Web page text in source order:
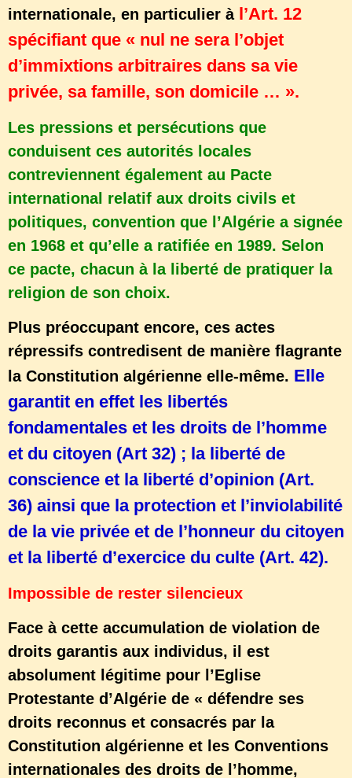
internationale, en particulier à l’Art. 12
spécifiant que « nul ne sera l’objet
d’immixtions arbitraires dans sa vie
privée, sa famille, son domicile … ».
Les pressions et persécutions que
conduisent ces autorités locales
contreviennent également au Pacte
international relatif aux droits civils et
politiques, convention que l’Algérie a signée
en 1968 et qu’elle a ratifiée en 1989. Selon
ce pacte, chacun à la liberté de pratiquer la
religion de son choix.
Plus préoccupant encore, ces actes
répressifs contredisent de manière flagrante
la Constitution algérienne elle-même. Elle
garantit en effet les libertés
fondamentales et les droits de l’homme
et du citoyen (Art 32) ; la liberté de
conscience et la liberté d’opinion (Art.
36) ainsi que la protection et l’inviolabilité
de la vie privée et de l’honneur du citoyen
et la liberté d’exercice du culte (Art. 42).
Impossible de rester silencieux
Face à cette accumulation de violation de
droits garantis aux individus, il est
absolument légitime pour l’Eglise
Protestante d’Algérie de « défendre ses
droits reconnus et consacrés par la
Constitution algérienne et les Conventions
internationales des droits de l’homme,